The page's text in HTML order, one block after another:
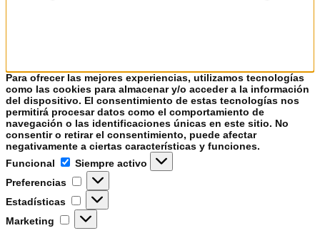
Para ofrecer las mejores experiencias, utilizamos tecnologías
como las cookies para almacenar y/o acceder a la información
del dispositivo. El consentimiento de estas tecnologías nos
permitirá procesar datos como el comportamiento de
navegación o las identificaciones únicas en este sitio. No
consentir o retirar el consentimiento, puede afectar
negativamente a ciertas características y funciones.
Funcional
Funcional
Siempre activo
Preferencias
Preferencias
Estadísticas
Estadísticas
Marketing
Marketing